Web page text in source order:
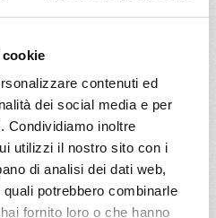
contenuti ed
dei social media e per
Condividiamo inoltre
utilizzi il nostro sito con i
di analisi dei dati web,
potrebbero combinarle
fornito loro o che hanno
conMSC Musica
Ibiza, Cagliari, Civitavecchia,